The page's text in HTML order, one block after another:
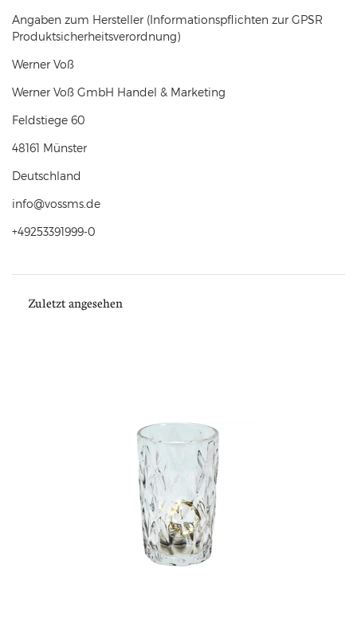
Angaben zum Hersteller (Informationspflichten zur GPSR
Produktsicherheitsverordnung)
Werner Voß
Werner Voß GmbH Handel & Marketing
Feldstiege 60
48161 Münster
Deutschland
info@vossms.de
+49253391999-0
Zuletzt angesehen